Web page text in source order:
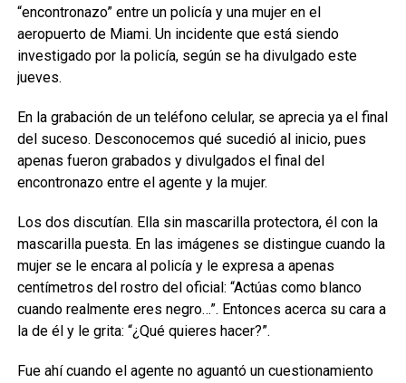
“encontronazo” entre un policía y una mujer en el
aeropuerto de Miami. Un incidente que está siendo
investigado por la policía, según se ha divulgado este
jueves.
En la grabación de un teléfono celular, se aprecia ya el final
del suceso. Desconocemos qué sucedió al inicio, pues
apenas fueron grabados y divulgados el final del
encontronazo entre el agente y la mujer.
Los dos discutían. Ella sin mascarilla protectora, él con la
mascarilla puesta. En las imágenes se distingue cuando la
mujer se le encara al policía y le expresa a apenas
centímetros del rostro del oficial: “Actúas como blanco
cuando realmente eres negro…”. Entonces acerca su cara a
la de él y le grita: “¿Qué quieres hacer?”.
Fue ahí cuando el agente no aguantó un cuestionamiento